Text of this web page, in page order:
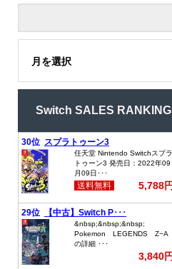
月を選択
Switch SALES RANKING